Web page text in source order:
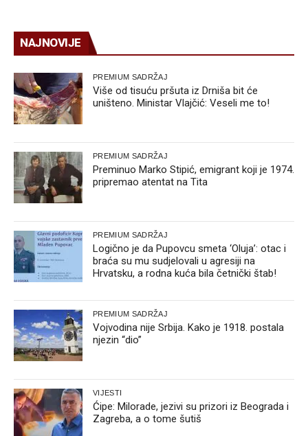
NAJNOVIJE
PREMIUM SADRŽAJ
Više od tisuću pršuta iz Drniša bit će
uništeno. Ministar Vlajčić: Veseli me to!
PREMIUM SADRŽAJ
Preminuo Marko Stipić, emigrant koji je 1974.
pripremao atentat na Tita
PREMIUM SADRŽAJ
Logično je da Pupovcu smeta ‘Oluja’: otac i
braća su mu sudjelovali u agresiji na
Hrvatsku, a rodna kuća bila četnički štab!
PREMIUM SADRŽAJ
Vojvodina nije Srbija. Kako je 1918. postala
njezin “dio”
VIJESTI
Ćipe: Milorade, jezivi su prizori iz Beograda i
Zagreba, a o tome šutiš